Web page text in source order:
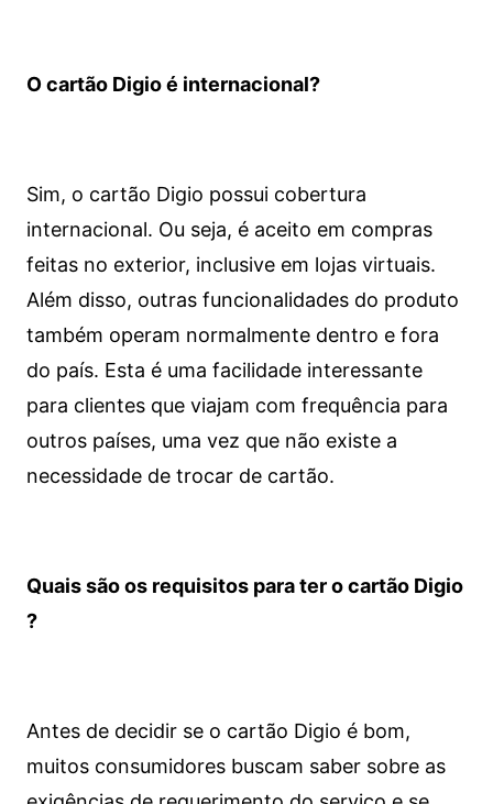
O cartão Digio é internacional?
Sim, o cartão Digio possui cobertura
internacional. Ou seja, é aceito em compras
feitas no exterior, inclusive em lojas virtuais.
Além disso, outras funcionalidades do produto
também operam normalmente dentro e fora
do país. Esta é uma facilidade interessante
para clientes que viajam com frequência para
outros países, uma vez que não existe a
necessidade de trocar de cartão.
Quais são os requisitos para ter o cartão Digio
?
Antes de decidir se o cartão Digio é bom,
muitos consumidores buscam saber sobre as